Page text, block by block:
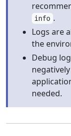
info .
Logs are
the
Debug
needed.